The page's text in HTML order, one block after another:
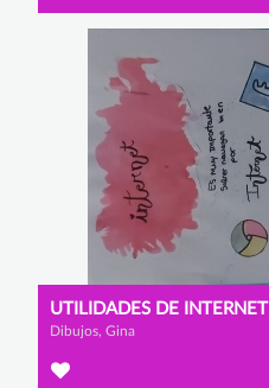
UTILIDADES DE INTERNET
Dibujos, Gina